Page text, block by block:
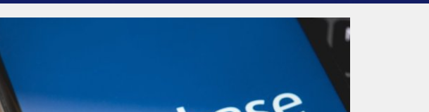
تلفن
بدون پیش شماره
اینستاگرام
کانال تلگرام
کانال بله